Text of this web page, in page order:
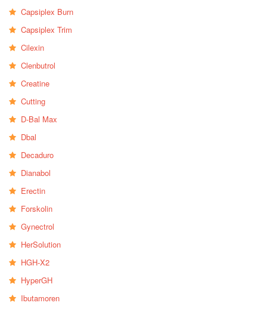
Capsiplex Burn
Capsiplex Trim
Cilexin
Clenbutrol
Creatine
Cutting
D-Bal Max
Dbal
Decaduro
Dianabol
Erectin
Forskolin
Gynectrol
HerSolution
HGH-X2
HyperGH
Ibutamoren